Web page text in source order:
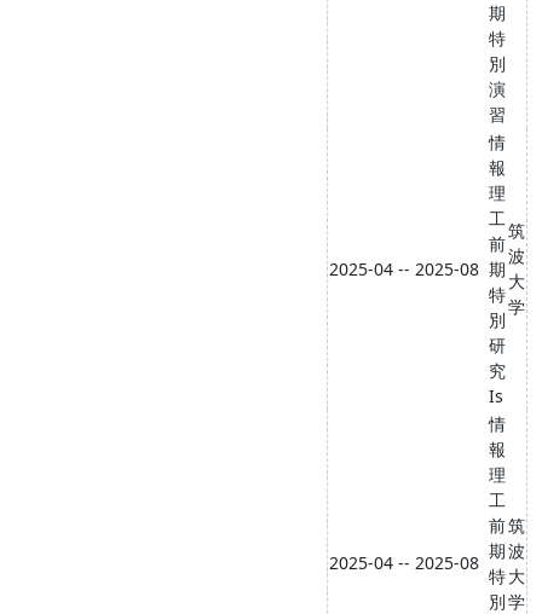
期
特
別
演
習
2025-04 -- 2025-08
情
報
理
工
前
期
特
別
研
究
Is
筑
波
大
学
2025-04 -- 2025-08
情
報
理
工
前
期
特
別
筑
波
大
学